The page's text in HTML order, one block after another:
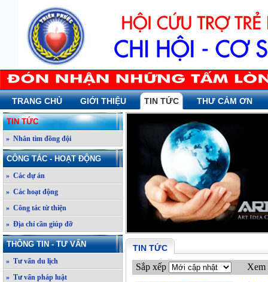
TRANG CHỦ GIỚI THIỆU TIN TỨC THƯ CẢM ƠN
TIN TỨC
» Nhắn tìm đồng đội
CÔNG TÁC - HOẠT ĐỘNG
» Các dự án
» Các hoạt động
» Công tác từ thiện
» Địa chỉ cần giúp đỡ
THÔNG TIN - TƯ VẤN
» Tư vấn du lịch
» Tư vấn pháp luật
TIN TỨC
Sắp xếp Xem